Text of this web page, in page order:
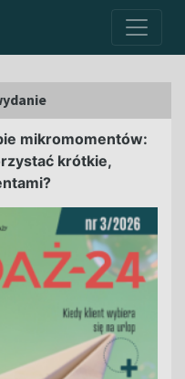
mikromomentów:
krótkie,